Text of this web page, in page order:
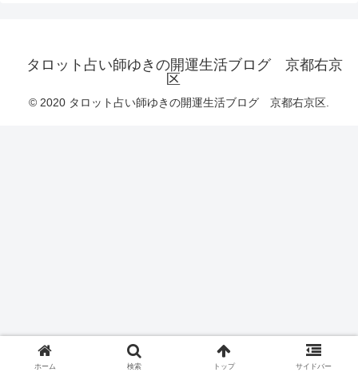
タロット占い師ゆきの開運生活ブログ 京都右京
区
© 2020 タロット占い師ゆきの開運生活ブログ 京都右京区.
ホーム 検索 トップ サイドバー